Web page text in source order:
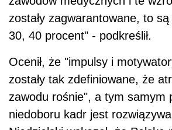
zostały zagwarantowane, to
30, 40 procent" - podkreślił.
Ocenił, że "impulsy i
zostały tak zdefiniowane, że
zawodu rośnie", a tym samym
niedoboru kadr jest